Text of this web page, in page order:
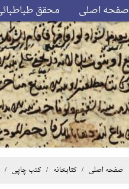
صفحه اصلی محقق
صفحه اصلی / کتابخانه /کتب چاپی